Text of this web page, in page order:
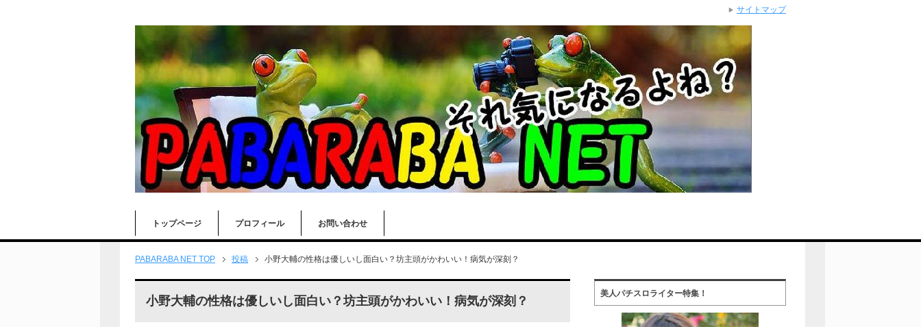
トップページ プロフィール お問い合わせ
PABARABA NET TOP 投稿 小野大輔の性格は優しいし面白い？坊主頭がかわいい！病気が深刻？
小野大輔の性格は優しいし面白い？坊主頭がかわいい！病気が深刻？
美人パチスロライター特集！
サイトマップ